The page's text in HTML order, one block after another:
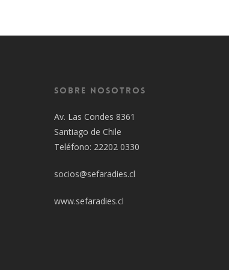
Sobre Nosotros
Av. Las Condes 8361
Santiago de Chile
Teléfono: 22202 0330
socios@sefaradies.cl
www.sefaradies.cl